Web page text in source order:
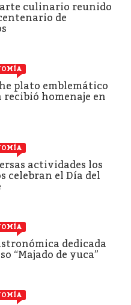
arte culinario reunido
de
plato emblemático
recibió homenaje en
actividades los
celebran el Día del
dedicada
“Majado de yuca”